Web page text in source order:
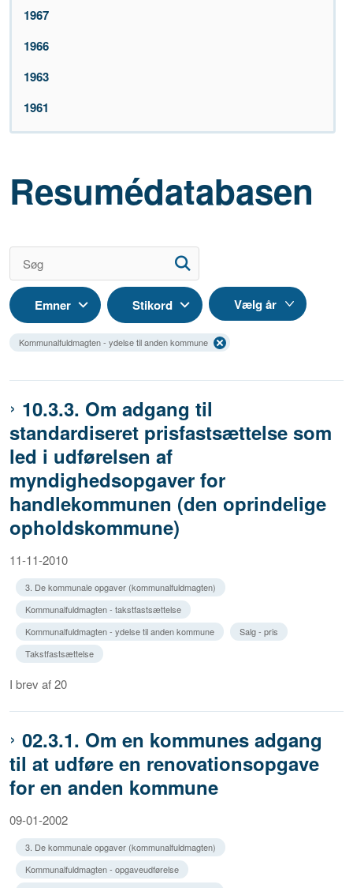
1967
1966
1963
1961
Resumédatabasen
Emner Stikord
Kommunalfuldmagten - ydelse til anden kommune
10.3.3. Om adgang til
standardiseret prisfastsættelse som
led i udførelsen af
myndighedsopgaver for
handlekommunen (den oprindelige
opholdskommune)
11-11-2010
3. De kommunale opgaver (kommunalfuldmagten)
Kommunalfuldmagten - takstfastsættelse
Kommunalfuldmagten - ydelse til anden kommune
Salg - pris
Takstfastsættelse
I brev af 20
02.3.1. Om en kommunes adgang
til at udføre en renovationsopgave
for en anden kommune
09-01-2002
3. De kommunale opgaver (kommunalfuldmagten)
Kommunalfuldmagten - opgaveudførelse